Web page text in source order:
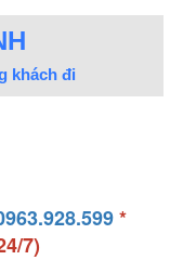
khách đi
*
7)